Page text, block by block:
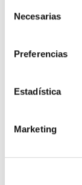
Necesarias
Preferencias
Estadística
Marketing
(SIN IVA)
Los